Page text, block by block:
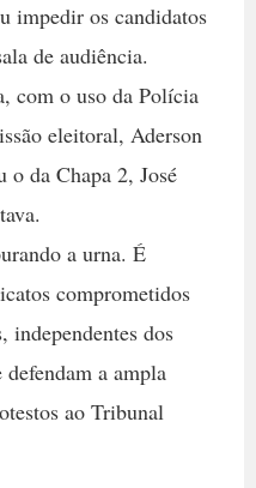
impedir os candidatos
de audiência.
com o uso da Polícia
eleitoral, Aderson
o da Chapa 2, José
a urna. É
comprometidos
independentes dos
defendam a ampla
ao Tribunal